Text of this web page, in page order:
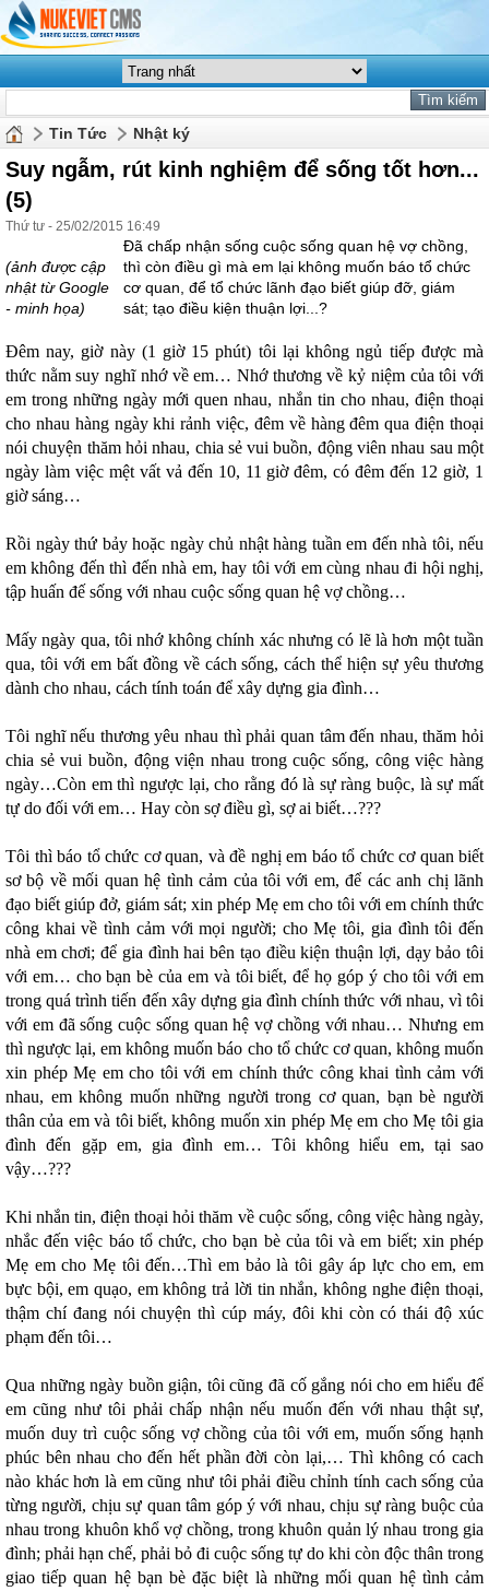
Tin Tức Nhật ký
Suy ngẫm, rút kinh nghiệm để sống tốt hơn...
(5)
Thứ tư - 25/02/2015 16:49
(ảnh được cập
nhật từ Google
- minh họa)
Đã chấp nhận sống cuộc sống quan hệ vợ chồng,
thì còn điều gì mà em lại không muốn báo tổ chức
cơ quan, để tổ chức lãnh đạo biết giúp đỡ, giám
sát; tạo điều kiện thuận lợi...?
Đêm nay, giờ này (1 giờ 15 phút) tôi lại không ngủ tiếp được mà
thức nằm suy nghĩ nhớ về em… Nhớ thương về kỷ niệm của tôi với
em trong những ngày mới quen nhau, nhắn tin cho nhau, điện thoại
cho nhau hàng ngày khi rảnh việc, đêm về hàng đêm qua điện thoại
nói chuyện thăm hỏi nhau, chia sẻ vui buồn, động viên nhau sau một
ngày làm việc mệt vất vả đến 10, 11 giờ đêm, có đêm đến 12 giờ, 1
giờ sáng…
Rồi ngày thứ bảy hoặc ngày chủ nhật hàng tuần em đến nhà tôi, nếu
em không đến thì đến nhà em, hay tôi với em cùng nhau đi hội nghị,
tập huấn đế sống với nhau cuộc sống quan hệ vợ chồng…
Mấy ngày qua, tôi nhớ không chính xác nhưng có lẽ là hơn một tuần
qua, tôi với em bất đồng về cách sống, cách thể hiện sự yêu thương
dành cho nhau, cách tính toán để xây dựng gia đình…
Tôi nghĩ nếu thương yêu nhau thì phải quan tâm đến nhau, thăm hỏi
chia sẻ vui buồn, động viện nhau trong cuộc sống, công việc hàng
ngày…Còn em thì ngược lại, cho rằng đó là sự ràng buộc, là sự mất
tự do đối với em… Hay còn sợ điều gì, sợ ai biết…???
Tôi thì báo tổ chức cơ quan, và đề nghị em báo tổ chức cơ quan biết
sơ bộ về mối quan hệ tình cảm của tôi với em, để các anh chị lãnh
đạo biết giúp đở, giám sát; xin phép Mẹ em cho tôi với em chính thức
công khai về tình cảm với mọi người; cho Mẹ tôi, gia đình tôi đến
nhà em chơi; để gia đình hai bên tạo điều kiện thuận lợi, dạy bảo tôi
với em… cho bạn bè của em và tôi biết, để họ góp ý cho tôi với em
trong quá trình tiến đến xây dựng gia đình chính thức với nhau, vì tôi
với em đã sống cuộc sống quan hệ vợ chồng với nhau… Nhưng em
thì ngược lại, em không muốn báo cho tổ chức cơ quan, không muốn
xin phép Mẹ em cho tôi với em chính thức công khai tình cảm với
nhau, em không muốn những người trong cơ quan, bạn bè người
thân của em và tôi biết, không muốn xin phép Mẹ em cho Mẹ tôi gia
đình đến gặp em, gia đình em… Tôi không hiểu em, tại sao
vậy…???
Khi nhắn tin, điện thoại hỏi thăm về cuộc sống, công việc hàng ngày,
nhắc đến việc báo tổ chức, cho bạn bè của tôi và em biết; xin phép
Mẹ em cho Mẹ tôi đến…Thì em bảo là tôi gây áp lực cho em, em
bực bội, em quạo, em không trả lời tin nhắn, không nghe điện thoại,
thậm chí đang nói chuyện thì cúp máy, đôi khi còn có thái độ xúc
phạm đến tôi…
Qua những ngày buồn giận, tôi cũng đã cố gắng nói cho em hiểu để
em cũng như tôi phải chấp nhận nếu muốn đến với nhau thật sự,
muốn duy trì cuộc sống vợ chồng của tôi với em, muốn sống hạnh
phúc bên nhau cho đến hết phần đời còn lại,… Thì không có cach
nào khác hơn là em cũng như tôi phải điều chỉnh tính cach sống của
từng người, chịu sự quan tâm góp ý với nhau, chịu sự ràng buộc của
nhau trong khuôn khổ vợ chồng, trong khuôn quản lý nhau trong gia
đình; phải hạn chế, phải bỏ đi cuộc sống tự do khi còn độc thân trong
giao tiếp quan hệ bạn bè đặc biệt là những mối quan hệ tình cảm